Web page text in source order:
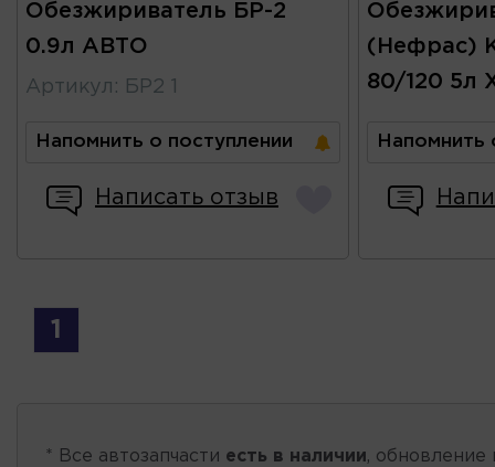
Обезжириватель БР-2
0.9л АВТО
Артикул : БР2 1
Напомнить о поступлении
Написать отзыв
(Нефрас)
80/120 5л
Напомнить
1
* Все автозапчасти есть в наличии, обновление